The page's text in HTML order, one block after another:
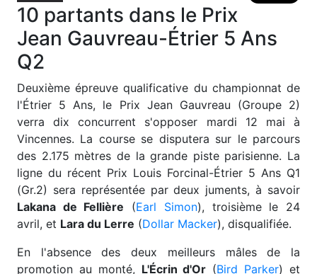
10 partants dans le Prix
Jean Gauvreau-Étrier 5 Ans
Q2
Deuxième épreuve qualificative du championnat de
l'Étrier 5 Ans, le Prix Jean Gauvreau (Groupe 2)
verra dix concurrent s'opposer mardi 12 mai à
Vincennes. La course se disputera sur le parcours
des 2.175 mètres de la grande piste parisienne. La
ligne du récent Prix Louis Forcinal-Étrier 5 Ans Q1
(Gr.2) sera représentée par deux juments, à savoir
Lakana de Fellière (Earl Simon), troisième le 24
avril, et Lara du Lerre (Dollar Macker), disqualifiée.
En l'absence des deux meilleurs mâles de la
promotion au monté, L'Écrin d'Or (Bird Parker) et